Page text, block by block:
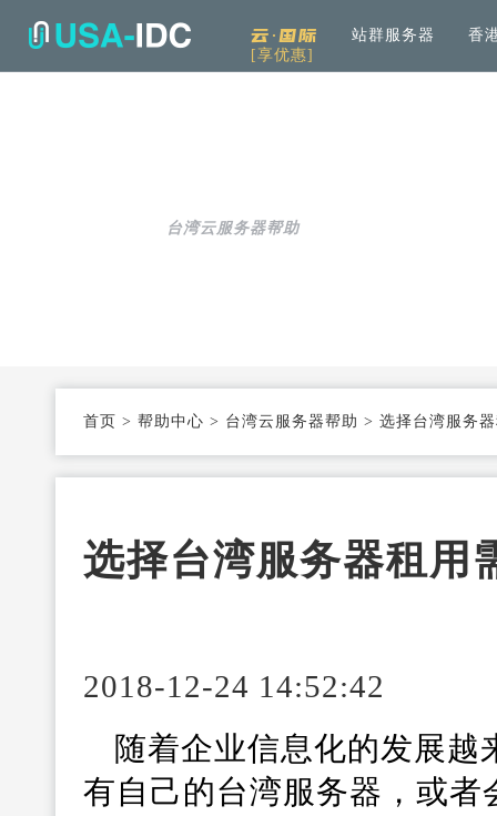
云·国际
[享优惠]
站群服务器 香
云服务器 Openstack KVM架构
同
台湾云服务器帮助
首页 > 帮助中心 > 台湾云服务器帮助 > 选择台湾服务
选择台湾服务器租用
2018-12-24 14:52:42
随着企业信息化的发展
有自己的台湾服务器，或